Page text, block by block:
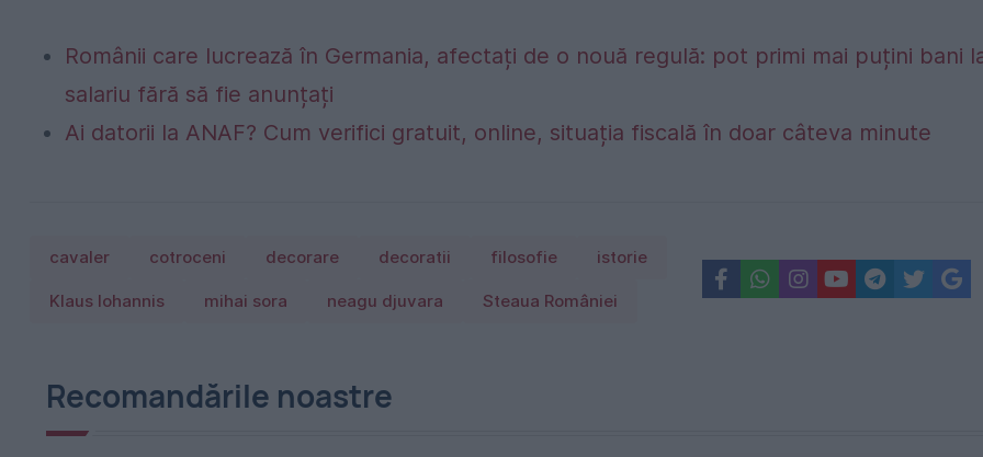
Românii care lucrează în Germania, afectați de o nouă regulă: pot primi mai puțini bani
salariu fără să fie anunțați
Ai datorii la ANAF? Cum verifici gratuit, online, situația fiscală în doar câteva minute
cavaler cotroceni decorare decoratii filosofie istorie
Klaus Iohannis mihai sora neagu djuvara Steaua României
Recomandările noastre